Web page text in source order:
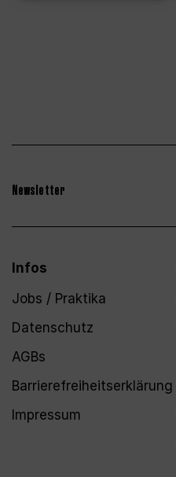
Newsletter
Infos
Jobs / Praktika
Datenschutz
AGBs
Barrierefreiheitserklärung
Impressum